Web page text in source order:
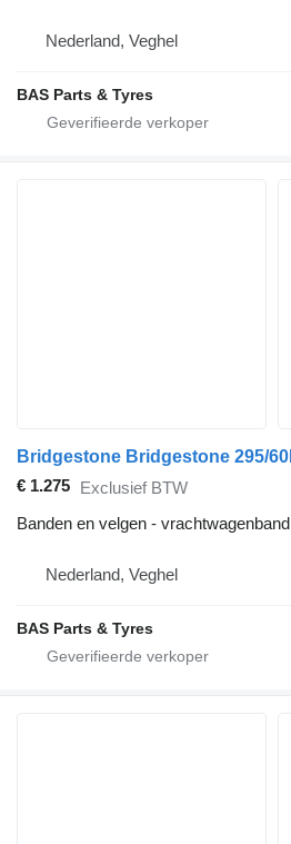
Nederland, Veghel
BAS Parts & Tyres
€ 1.275 Exclusief BTW
Banden en velgen - vrachtwagenband
Nederland, Veghel
BAS Parts & Tyres